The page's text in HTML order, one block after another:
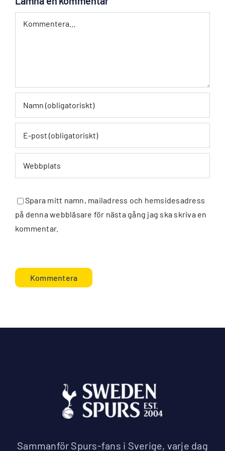
Spara mitt namn, mailadress och hemsidesadress
på denna webbläsare för nästa gång jag ska skriva en
kommentar.
Sammanför Spurs-fans i Sverige, varje dag